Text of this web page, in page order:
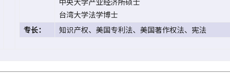
台湾大学法学博士
专长：
知识产权、美国专利法、美国著作权法、宪法